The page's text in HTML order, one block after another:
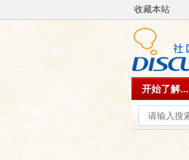
收藏本站
开始了解...